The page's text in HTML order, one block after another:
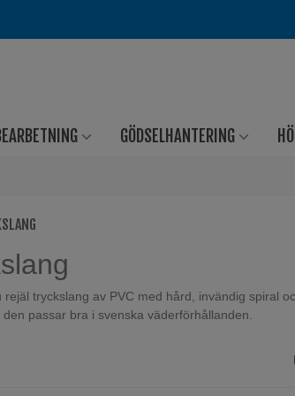
GÖDSELHANTERING
rejäl tryckslang av PVC med hård, invändig spiral
passar bra i svenska väderförhållanden.